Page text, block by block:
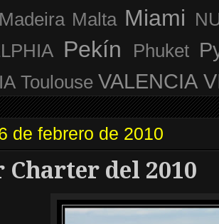
Madeira Malta Miami
Pekín Phuket
Toulouse VALENCIA
de febrero de 2010
del 2010